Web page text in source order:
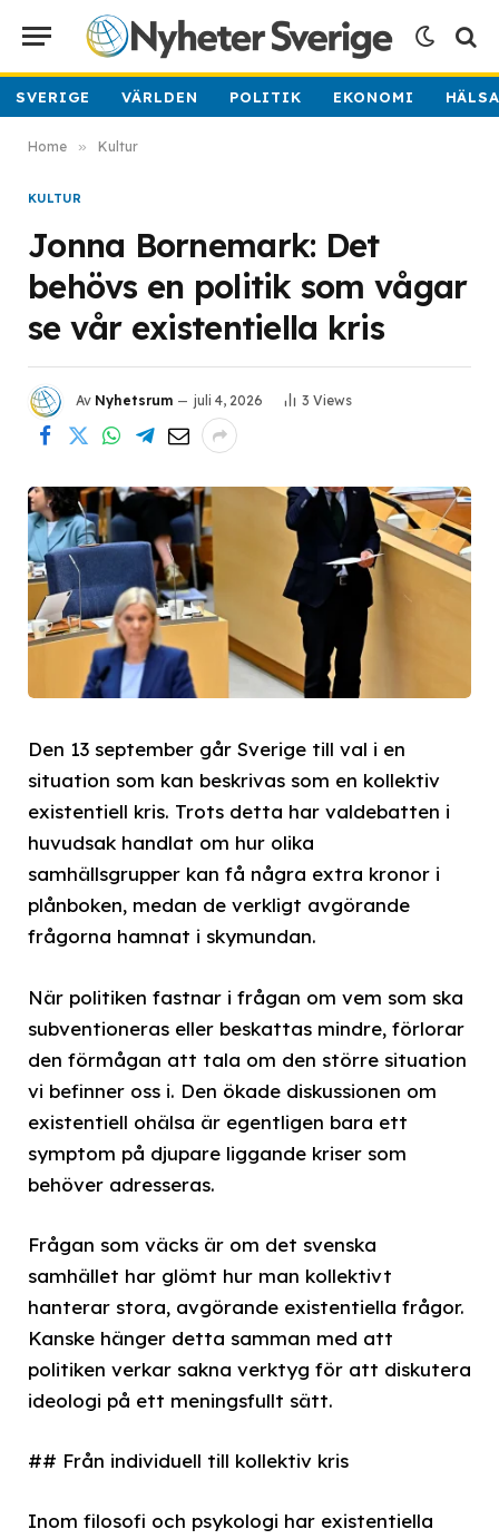
SVERIGE VÄRLDEN POLITIK EKONOMI
Home » Kultur
KULTUR
Jonna Bornemark: Det
behövs en politik som vågar
se vår existentiella kris
Av Nyhetsrum juli 4, 2026 3 Views
Den 13 september går Sverige till val i en
situation som kan beskrivas som en kollektiv
existentiell kris. Trots detta har valdebatten i
huvudsak handlat om hur olika
samhällsgrupper kan få några extra kronor i
plånboken, medan de verkligt avgörande
frågorna hamnat i skymundan.
När politiken fastnar i frågan om vem som ska
subventioneras eller beskattas mindre, förlorar
den förmågan att tala om den större situation
vi befinner oss i. Den ökade diskussionen om
existentiell ohälsa är egentligen bara ett
symptom på djupare liggande kriser som
behöver adresseras.
Frågan som väcks är om det svenska
samhället har glömt hur man kollektivt
hanterar stora, avgörande existentiella frågor.
Kanske hänger detta samman med att
politiken verkar sakna verktyg för att diskutera
ideologi på ett meningsfullt sätt.
## Från individuell till kollektiv kris
Inom filosofi och psykologi har existentiella